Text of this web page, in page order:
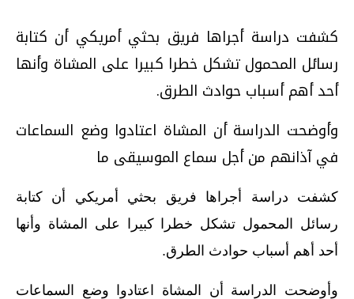
كشفت دراسة أجراها فريق بحثي أمريكي أن كتابة
رسائل المحمول تشكل خطرا كبيرا على المشاة وأنها
أحد أهم أسباب حوادث الطرق.
وأوضحت الدراسة أن المشاة اعتادوا وضع السماعات
في آذانهم من أجل سماع الموسيقى ما
كشفت دراسة أجراها فريق بحثي أمريكي أن كتابة
رسائل المحمول تشكل خطرا كبيرا على المشاة وأنها
أحد أهم أسباب حوادث الطرق.
وأوضحت الدراسة أن المشاة اعتادوا وضع السماعات